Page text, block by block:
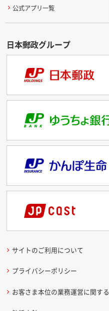
公式アプリ一覧
サイトのご利用について
プライバシーポリシー
お客さま本位の業務運営に関す